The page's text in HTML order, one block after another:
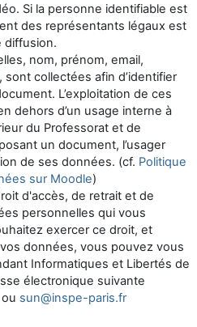
Si la personne identifiable est
des représentants légaux est
diffusion.
nom, prénom, email,
collectées afin d’identifier
L’exploitation de ces
dehors d’un usage interne à
du Professorat et de
un document, l’usager
de ses données. (cf. Politique
sur Moodle)
d'accès, de retrait et de
personnelles qui vous
exercer ce droit, et
données, vous pouvez vous
Informatiques et Libertés de
électronique suivante
ou sun@inspe-paris.fr